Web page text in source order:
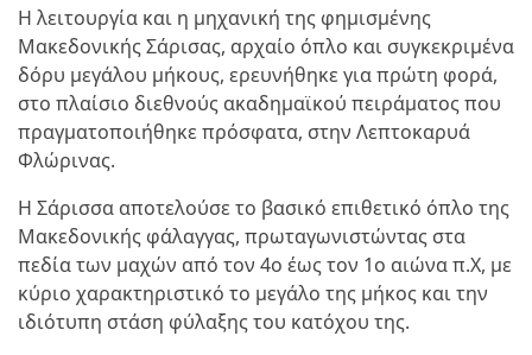
H λειτουργία και η μηχανική της φημισμένης
Μακεδονικής Σάρισας, αρχαίο όπλο και συγκεκριμένα
δόρυ μεγάλου μήκους, ερευνήθηκε για πρώτη φορά,
στο πλαίσιο διεθνούς ακαδημαϊκού πειράματος που
πραγματοποιήθηκε πρόσφατα, στην Λεπτοκαρυά
Φλώρινας.
H Σάρισσα αποτελούσε το βασικό επιθετικό όπλο της
Μακεδονικής φάλαγγας, πρωταγωνιστώντας στα
πεδία των μαχών από τον 4ο έως τον 1ο αιώνα π.Χ, με
κύριο χαρακτηριστικό το μεγάλο της μήκος και την
ιδιότυπη στάση φύλαξης του κατόχου της.